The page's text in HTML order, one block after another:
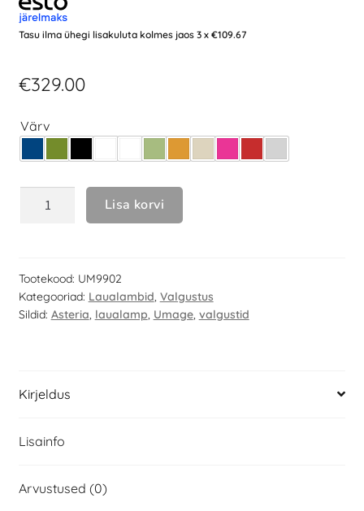
Tasu ilma ühegi lisakuluta kolmes jaos 3 x €109.67
€329.00
Värv
Lisa korvi
Tootekood: UM9902
Kategooriad: Laualambid, Valgustus
Sildid: Asteria, laualamp, Umage, valgustid
Kirjeldus
Lisainfo
Arvustused (0)